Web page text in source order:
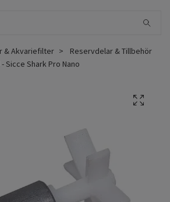
& Akvariefilter
Reservdelar & Tillbehör
Sicce Shark Pro Nano